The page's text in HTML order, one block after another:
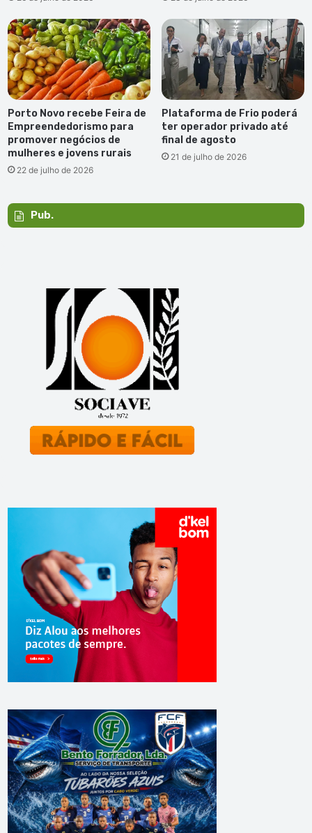
Porto Novo recebe Feira de
Empreendedorismo para
promover negócios de
mulheres e jovens rurais
22 de julho de 2026
Plataforma de Frio poderá
ter operador privado até
final de agosto
21 de julho de 2026
Pub.